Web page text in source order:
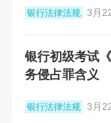
银行法律法规 3月
银行初级考试
务侵占罪含义
银行法律法规 3月